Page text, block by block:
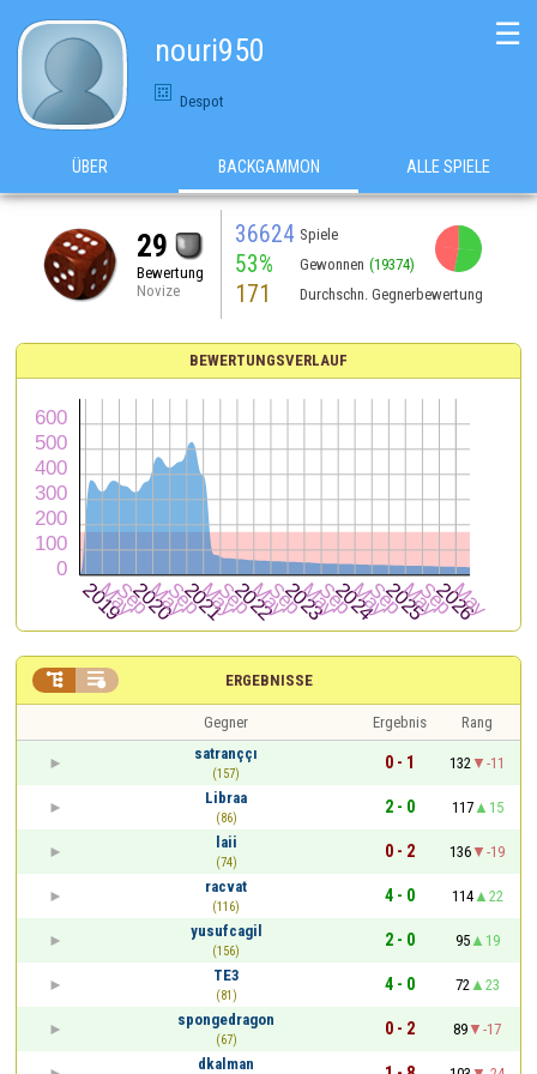
nouri950
Despot
☰
ÜBER BACKGAMMON ALLE SPIELE
29
Bewertung
Novize
36624 Spiele
53% Gewonnen (19374)
171 Durchschn. Gegnerbewertung
BEWERTUNGSVERLAUF
ERGEBNISSE
 
Gegner Ergebnis
Rang
satranççı
(157)
0 - 1 132
-11
Libraa
(86)
2 - 0 117
15
laii
(74)
0 - 2 136
-19
racvat
(116)
4 - 0 114
22
yusufcagil
(156)
2 - 0 95
19
TE3
(81)
4 - 0 72
23
spongedragon
(67)
0 - 2 89
-17
dkalman